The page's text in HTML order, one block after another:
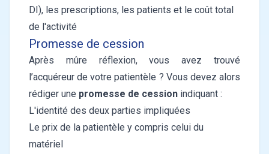
DI), les prescriptions, les patients et le coût total
de l'activité
Promesse de cession
Après mûre réflexion, vous avez trouvé
l’acquéreur de votre patientèle ? Vous devez alors
rédiger une promesse de cession indiquant :
L'identité des deux parties impliquées
Le prix de la patientèle y compris celui du
matériel